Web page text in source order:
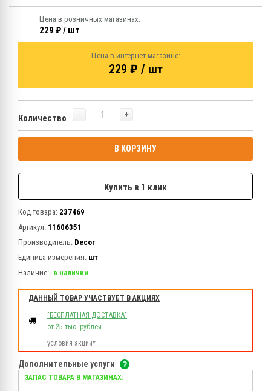
Цена в розничных магазинах:
229 ₽ / шт
Цена в интернет-магазине:
229 ₽ / шт
Количество - +
В КОРЗИНУ
Купить в 1 клик
Код товара: 237469
Артикул: 11606351
Производитель: Decor
Единица измерения: шт
Наличие: в наличии
ДАННЫЙ ТОВАР УЧАСТВУЕТ В АКЦИЯХ
"БЕСПЛАТНАЯ ДОСТАВКА"
от 25 тыс. рублей
условия акции*
Дополнительные услуги
ЗАПАС ТОВАРА В МАГАЗИНАХ: